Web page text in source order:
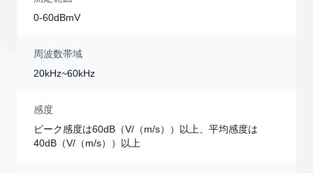
0-60dBmV
周波数帯域
20kHz~60kHz
感度
ピーク感度は60dB（V/（m/s））以上、平均感度は
40dB（V/（m/s））以上